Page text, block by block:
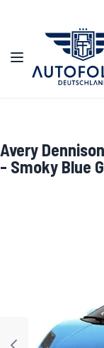
Navigation
Avery
- Smoky Blue